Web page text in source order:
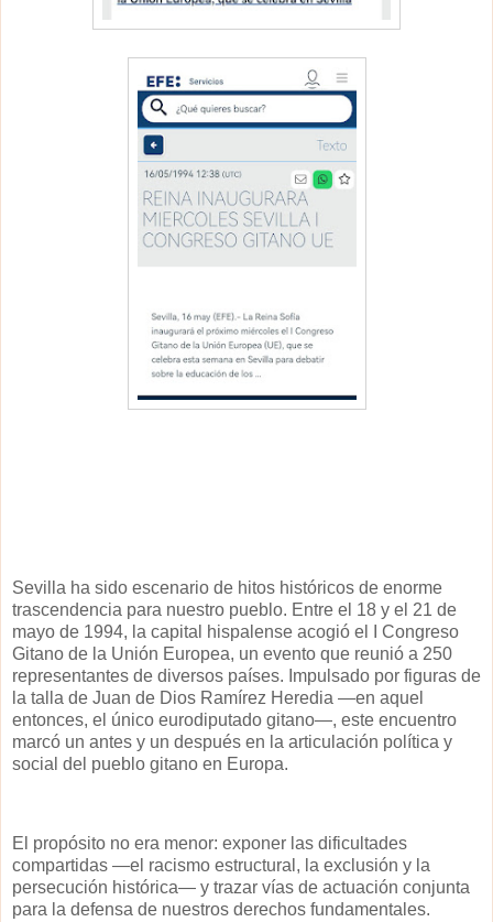
Sevilla ha sido escenario de hitos históricos de enorme
trascendencia para nuestro pueblo. Entre el 18 y el 21 de
mayo de 1994, la capital hispalense acogió el I Congreso
Gitano de la Unión Europea, un evento que reunió a 250
representantes de diversos países. Impulsado por figuras de
la talla de Juan de Dios Ramírez Heredia —en aquel
entonces, el único eurodiputado gitano—, este encuentro
marcó un antes y un después en la articulación política y
social del pueblo gitano en Europa.
El propósito no era menor: exponer las dificultades
compartidas —el racismo estructural, la exclusión y la
persecución histórica— y trazar vías de actuación conjunta
para la defensa de nuestros derechos fundamentales.